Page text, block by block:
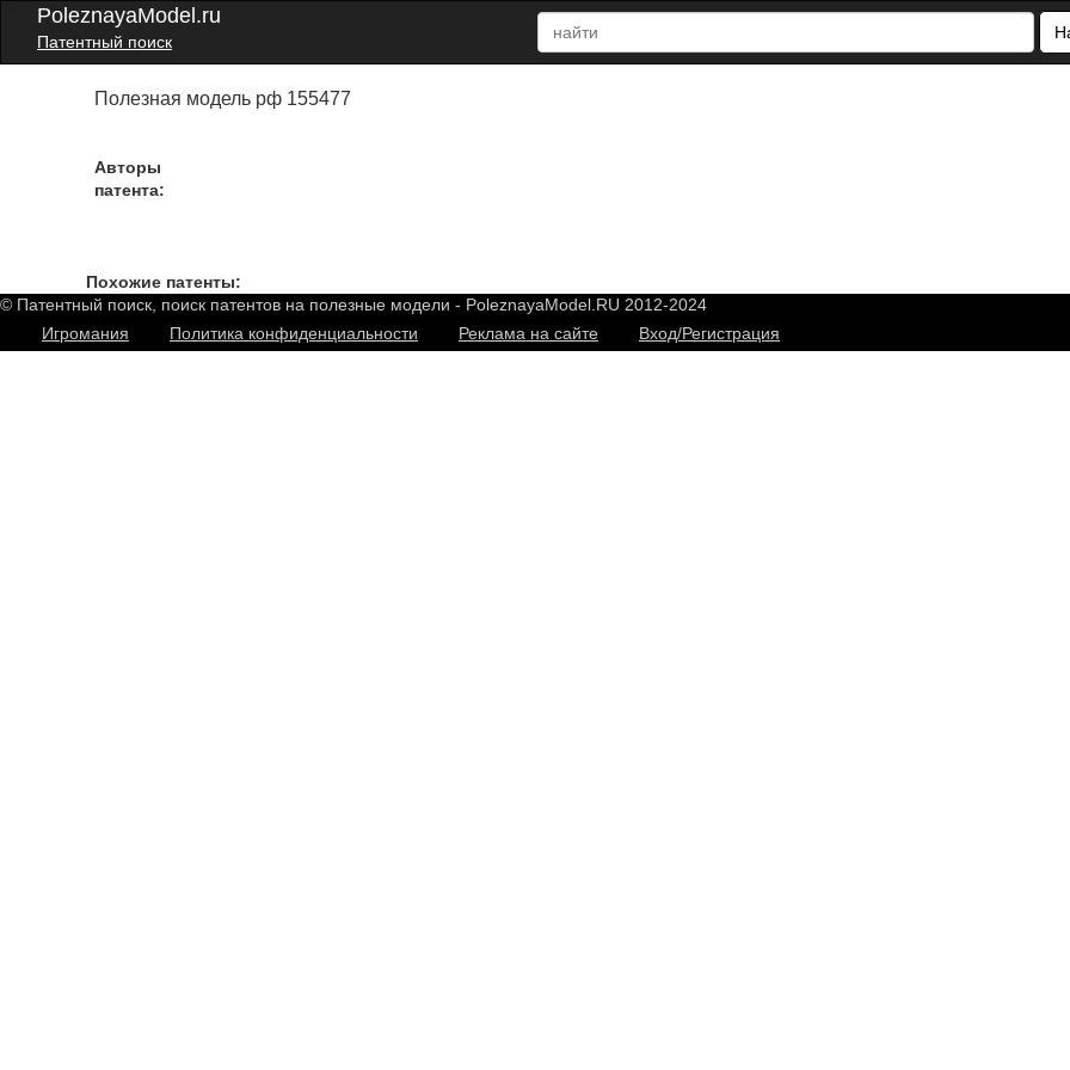
PoleznayaModel.ru
Патентный поиск
Полезная модель рф 155477
Авторы
патента:
Похожие патенты:
© Патентный поиск, поиск патентов на полезные модели - PoleznayaModel.RU 2012-2024
Игромания
Политика конфиденциальности Реклама на сайте Вход/Регистрация